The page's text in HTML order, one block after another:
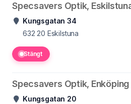
Specsavers Optik,
Kungsgatan 34
632 20 Eskilstuna
Stängt
Specsavers Optik, Enköping
Kungsgatan 20